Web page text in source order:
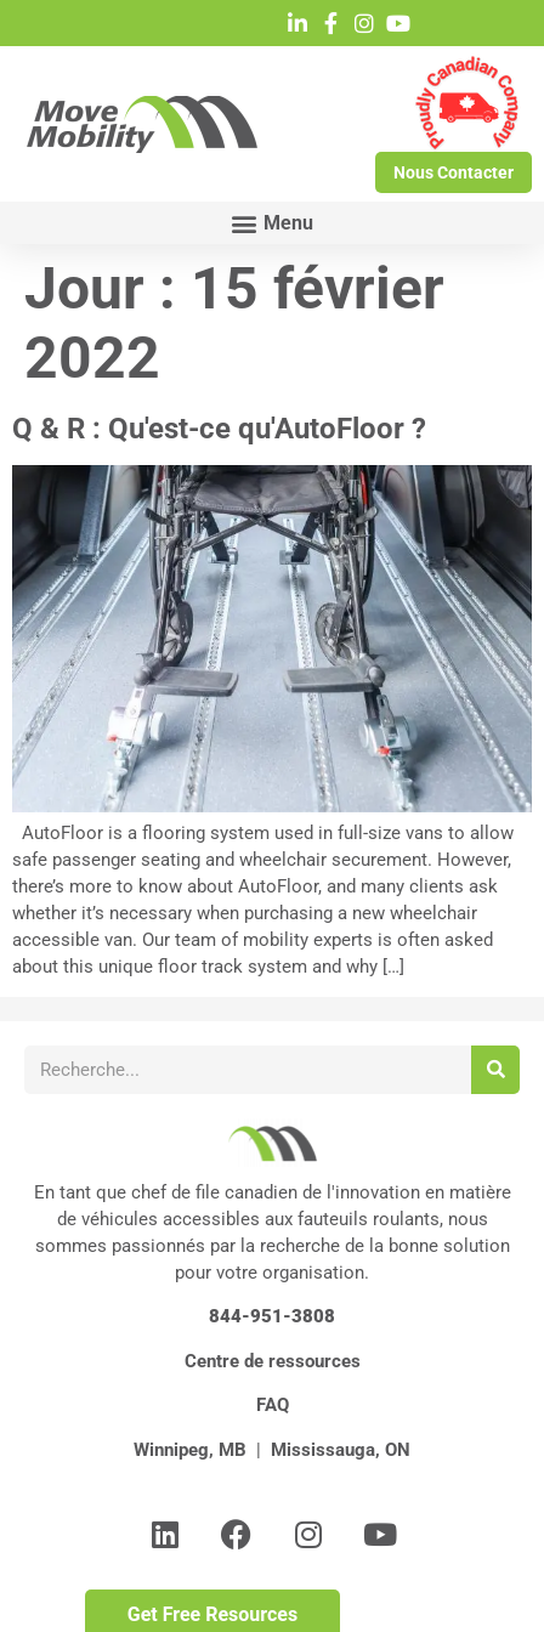
Nous Contacter
Jour : 15 février
2022
Q & R : Qu'est-ce qu'AutoFloor ?
AutoFloor is a flooring system used in full-size vans to allow
safe passenger seating and wheelchair securement. However,
there’s more to know about AutoFloor, and many clients ask
whether it’s necessary when purchasing a new wheelchair
accessible van. Our team of mobility experts is often asked
about this unique floor track system and why […]
En tant que chef de file canadien de l'innovation en matière
de véhicules accessibles aux fauteuils roulants, nous
sommes passionnés par la recherche de la bonne solution
pour votre organisation.
844-951-3808
Centre de ressources
FAQ
Winnipeg, MB | Mississauga, ON